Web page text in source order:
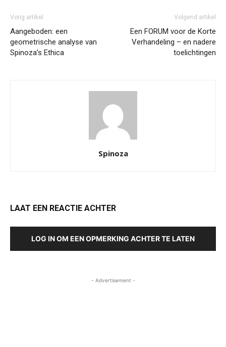
Vorig artikel
Aangeboden: een
geometrische analyse van
Spinoza’s Ethica
Volgend artikel
Een FORUM voor de Korte
Verhandeling – en nadere
toelichtingen
Spinoza
LAAT EEN REACTIE ACHTER
LOG IN OM EEN OPMERKING ACHTER TE LATEN
- Advertisement -